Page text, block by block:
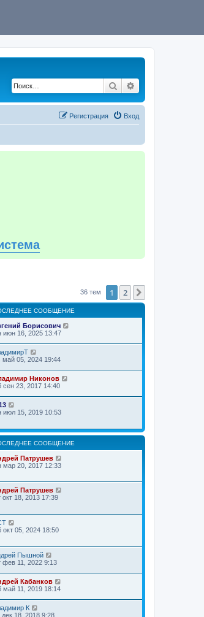
Поиск
Вход
Регистрация
36 тем 1 2
СООБЩЕНИЕ
Борисович
июн 16, 2025 13:47
май 05, 2024 19:44
Никонов
сен 23, 2017 14:40
июл 15, 2019 10:53
СООБЩЕНИЕ
Патрушев
мар 20, 2017 12:33
Патрушев
окт 18, 2013 17:39
окт 05, 2024 18:50
Пышной
фев 11, 2022 9:13
Кабанков
май 11, 2019 18:14
К
дек 18, 2018 9:28